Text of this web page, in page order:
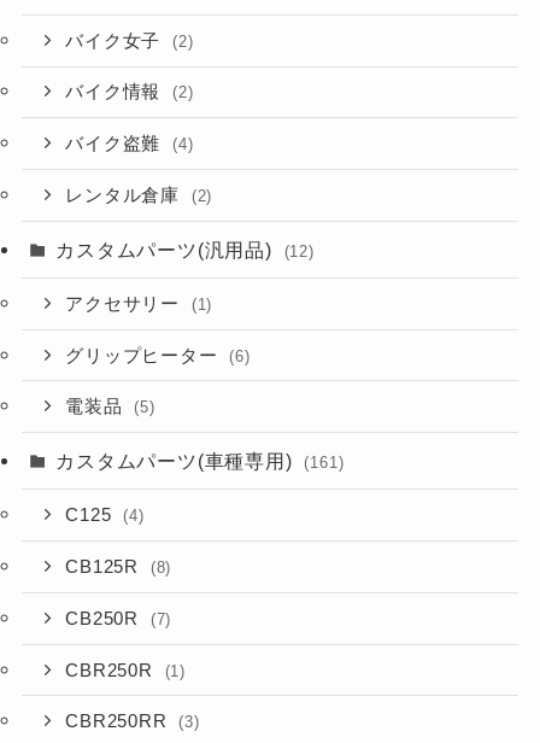
バイク女子 (2)
バイク情報 (2)
バイク盗難 (4)
レンタル倉庫 (2)
カスタムパーツ(汎用品) (12)
アクセサリー (1)
グリップヒーター (6)
電装品 (5)
カスタムパーツ(車種専用) (161)
C125 (4)
CB125R (8)
CB250R (7)
CBR250R (1)
CBR250RR (3)